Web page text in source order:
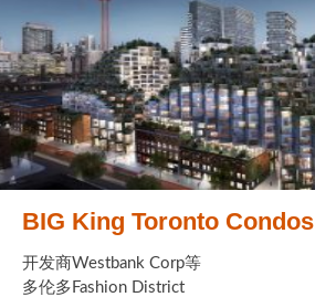
BIG King Toronto Condos
开发商Westbank Corp等
多伦多Fashion District